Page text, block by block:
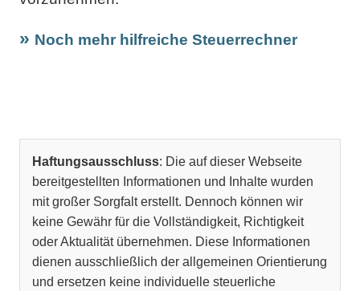
Noch mehr hilfreiche Steuerrechner
Haftungsausschluss: Die auf dieser Webseite
bereitgestellten Informationen und Inhalte wurden
mit großer Sorgfalt erstellt. Dennoch können wir
keine Gewähr für die Vollständigkeit, Richtigkeit
oder Aktualität übernehmen. Diese Informationen
dienen ausschließlich der allgemeinen Orientierung
und ersetzen keine individuelle steuerliche